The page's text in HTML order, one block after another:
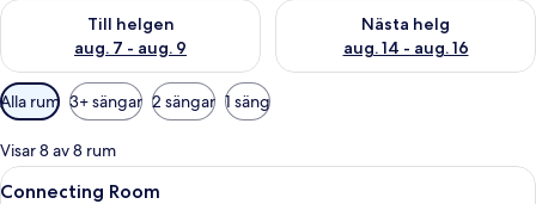
Till helgen
aug. 7 - aug. 9
Kontrollera tillgängligheten för den här helgen aug. 7 - aug. 9
Nästa helg
aug. 14 - aug. 16
Kontrollera tillgängligheten
Tillgängliga
filter
för
rum
Alla rum 3+ sängar 2 sängar 1 säng
Visar 8 av 8 rum
Öppna
Sängtillbehör av högsta kvalitet och
6
Connecting Room